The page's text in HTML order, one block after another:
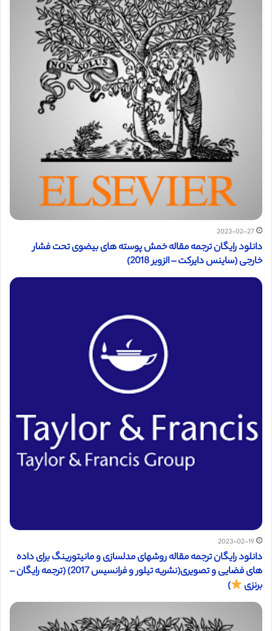
2023-02-27
دانلود رایگان ترجمه مقاله خمش پوسته های بیضوی تحت فشار
خارجی (ساینس دایرکت – الزویر 2018)
2023-02-19
دانلود رایگان ترجمه مقاله روشهای مدلسازی و مانیتورینگ برای داده
های فضایی و تصویری(نشریه تیلور و فرانسیس 2017) (ترجمه رایگان –
برنزی
)